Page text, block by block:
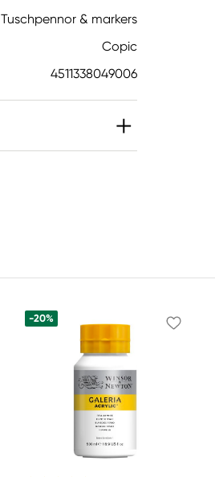
Tuschpennor & markers
Copic
4511338049006
-20%